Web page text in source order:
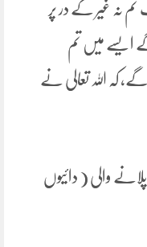
نہ غیر کے در پر
ایسے میں تم
کہ اللہ تعالی نے
والی ( دائیوں